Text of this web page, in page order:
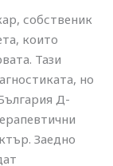
собственик
които
Тази
но
Д-
Заедно